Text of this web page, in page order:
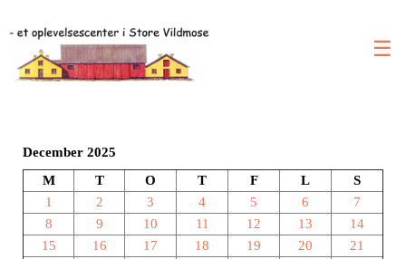
☰
December 2025
M
T O T F L
S
1
2 3 4 5 6
7
8
9 10 11 12 13
14
15
16 17 18 19 20
21